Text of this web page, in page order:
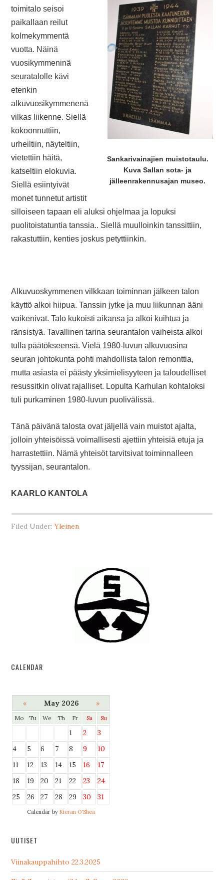
Sankarivainajien muistotaulu.
Kuva Sallan sota- ja
jälleenrakennusajan museo.
toimitalo seisoi
paikallaan reilut
kolmekymmentä
vuotta. Näinä
vuosikymmeninä
seuratalolle kävi
etenkin
alkuvuosikymmenenä
vilkas liikenne. Siellä
kokoonnuttiin,
urheiltiin, näyteltiin,
vietettiin häitä,
katseltiin elokuvia.
Siellä esiintyivät
monet tunnetut artistit
silloiseen tapaan eli aluksi ohjelmaa ja lopuksi
puolitoistatuntia tanssia.. Siellä muulloinkin tanssittiin,
rakastuttiin, kenties joskus petyttiinkin.
Alkuvuoskymmenen vilkkaan toiminnan jälkeen talon
käyttö alkoi hiipua. Tanssin jytke ja muu liikunnan ääni
vaikenivat. Talo kukoisti aikansa ja alkoi kuihtua ja
ränsistyä. Tavallinen tarina seurantalon vaiheista alkoi
tulla päätökseensä. Vielä 1980-luvun alkuvuosina
seuran johtokunta pohti mahdollista talon remonttia,
mutta asiasta ei päästy yksimielisyyteen ja taloudelliset
resussitkin olivat rajalliset. Lopulta Karhulan kohtaloksi
tuli purkaminen 1980-luvun puolivälissä.
Tänä päivänä talosta ovat jäljellä vain muistot ajalta,
jolloin yhteisöissä voimallisesti ajettiin yhteisiä etuja ja
harrastettiin. Nämä yhteisöt tarvitsivat toiminnalleen
tyyssijan, seurantalon.
KAARLO KANTOLA
Filed Under:Yleinen
CALENDAR
« May 2026 »
Mo Tu We Th Fr Sa Su
1 2
3
4
5 6 7 8 9
10
11
12 13 14 15 16
17
18
19 20 21 22 23
24
25
26 27 28 29 30 31
Calendar byKieran O'Shea
UUTISET
Viinakauppahihto 22.3.2025